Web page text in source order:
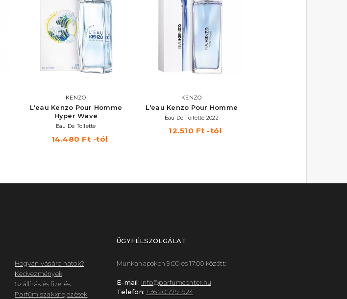
KENZO
L'eau Kenzo Pour Homme
Hyper Wave
Eau De Toilette
14.480 Ft -tól
KENZO
L'eau Kenzo Pour Homme
Eau De Toilette 2022
12.510 Ft -tól
Hogyan vásárolhatok?
Kedvezmények
Szállítás és fizetés
Parfüm szakkifejezések
ÜGYFÉLSZOLGÁLAT
Munkanapokon 9:00 és 17:00 között:
E-mail: info@parfumcenter.hu
Telefon: +36 20 779 1924